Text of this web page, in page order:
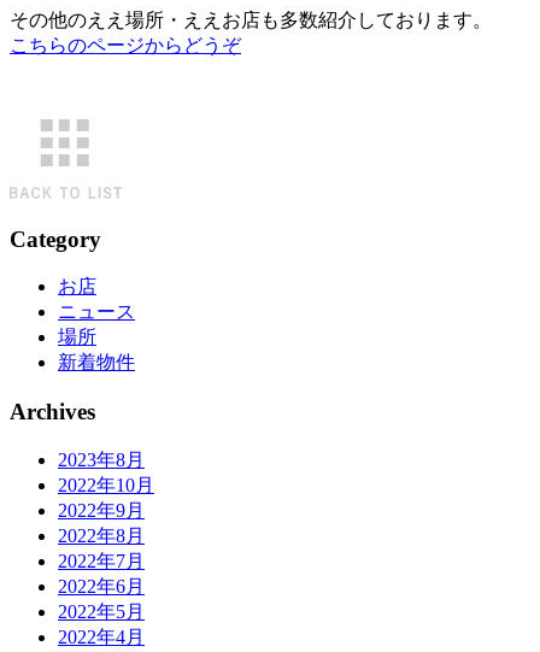
その他のええ場所・ええお店も多数紹介しております。
こちらのページからどうぞ
Category
お店
ニュース
場所
新着物件
Archives
2023年8月
2022年10月
2022年9月
2022年8月
2022年7月
2022年6月
2022年5月
2022年4月